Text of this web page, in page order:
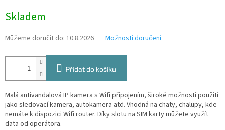
cena:
Skladem
Můžeme doručit do: 10.8.2026 Možnosti doručení
Přidat do košíku
Malá antivandalová IP kamera s Wifi připojením, široké možnosti použití
jako sledovací kamera, autokamera atd. Vhodná na chaty, chalupy, kde
nemáte k dispozici Wifi router. Díky slotu na SIM karty můžete využít
data od operátora.